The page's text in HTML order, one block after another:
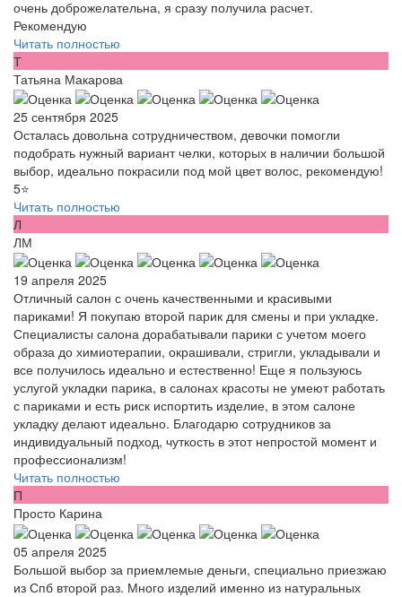
очень доброжелательна, я сразу получила расчет.
Рекомендую
Читать полностью
Т
Татьяна Макарова
25 сентября 2025
Осталась довольна сотрудничеством, девочки помогли
подобрать нужный вариант челки, которых в наличии большой
выбор, идеально покрасили под мой цвет волос, рекомендую!
5⭐️
Читать полностью
Л
ЛМ
19 апреля 2025
Отличный салон с очень качественными и красивыми
париками! Я покупаю второй парик для смены и при укладке.
Специалисты салона дорабатывали парики с учетом моего
образа до химиотерапии, окрашивали, стригли, укладывали и
все получилось идеально и естественно! Еще я пользуюсь
услугой укладки парика, в салонах красоты не умеют работать
с париками и есть риск испортить изделие, в этом салоне
укладку делают идеально. Благодарю сотрудников за
индивидуальный подход, чуткость в этот непростой момент и
профессионализм!
Читать полностью
П
Просто Карина
05 апреля 2025
Большой выбор за приемлемые деньги, специально приезжаю
из Спб второй раз. Много изделий именно из натуральных